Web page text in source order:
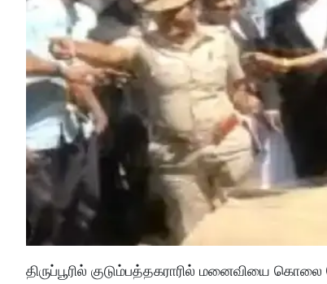
திருப்பூரில் குடும்பத்தகராரில் மனைவியை